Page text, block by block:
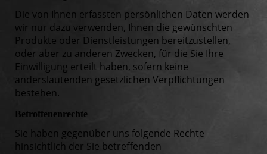
Die von Ihnen erfassten persönlichen Daten werden
wir nur dazu verwenden, Ihnen die gewünschten
Produkte oder Dienstleistungen bereitzustellen,
oder aber zu anderen Zwecken, für die Sie Ihre
Einwilligung erteilt haben, sofern keine
anderslautenden gesetzlichen Verpflichtungen
bestehen.
Betroffenenrechte
Sie haben gegenüber uns folgende Rechte
hinsichtlich der Sie betreffenden